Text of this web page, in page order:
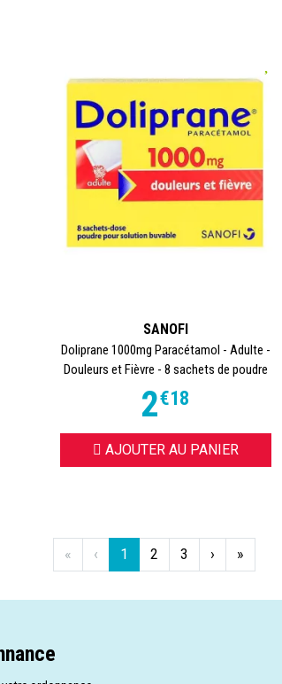
SANOFI
Doliprane 1000mg Paracétamol - Adulte -
Douleurs et Fièvre - 8 sachets de poudre
2€18
AJOUTER AU PANIER
« ‹ 1 2 3 › »